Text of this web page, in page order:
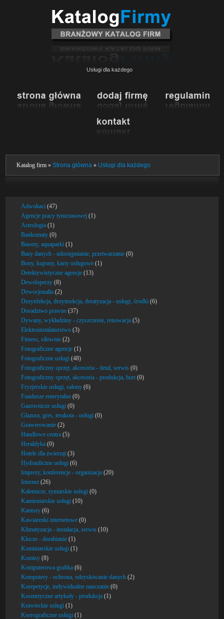
Usługi dla każdego
Katalog firm »Strona główna » Usługi dla każdego
Adwokaci (47)
Agencje pracy tymczasowej (1)
Astrologia (1)
Bankomaty (0)
Baseny, aquaparki (1)
Bazy danych - udostępnianie, przetwarzanie (0)
Bony, kupony, karty usługowe (1)
Detektywistyczne agencje (13)
Deweloperzy (8)
Dewocjonalia (2)
Dezynfekcja, dezynsekcja, deratyzacja - usługi, środki (6)
Doradztwo prawne (37)
Dywany, wykładziny - czyszczenie, renowacja (5)
Elektroinstalatorstwo (3)
Fitness, siłownie (2)
Fotograficzne agencje (1)
Fotograficzne usługi (48)
Fotograficzny sprzęt, akcesoria - detal, serwis (0)
Fotograficzny sprzęt, akcesoria - produkcja, hurt (0)
Fryzjerskie usługi, salony (6)
Fundusze emerytalne (0)
Gazownicze usługi (0)
Glazura, gres, terakota - usługi (0)
Grawerowanie (2)
Handlowe centra (5)
Heraldyka (0)
Hotele dla zwierząt (3)
Hydrauliczne usługi (6)
Imprezy, konferencje - organizacja (20)
Internet (26)
Kaletnicze, rymarskie usługi (0)
Kamieniarskie usługi (10)
Kantory (6)
Kawiarenki internetowe (0)
Klimatyzacja - instalacja, serwis (10)
Klucze - dorabianie (1)
Kominiarskie usługi (1)
Komisy (8)
Komputerowa grafika (6)
Komputery - ochrona, odzyskiwanie danych (2)
Korepetycje, indywidualne nauczanie (0)
Kosmetyczne artykuły - produkcja (1)
Krawieckie usługi (1)
Kserograficzne usługi (1)